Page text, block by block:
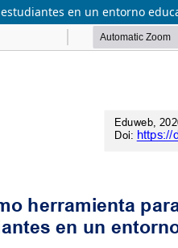
en un entorno